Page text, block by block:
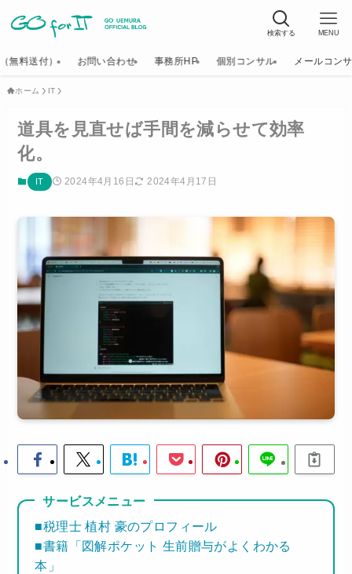
検索する MENU
無料送付） お問い合わせ 事務所HP 個別コンサル メールコン
ホーム IT
道具を見直せば手間を減らせて効率
化。
IT 2024年4月16日 2024年4月17日
サービスメニュー
■税理士 植村 豪のプロフィール
■書籍「図解ポケット 生前贈与がよくわかる
本」